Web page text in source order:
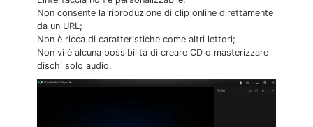
Non consente la riproduzione di clip online direttamente
da un URL;
Non è ricca di caratteristiche come altri lettori;
Non vi è alcuna possibilità di creare CD o masterizzare
dischi solo audio.